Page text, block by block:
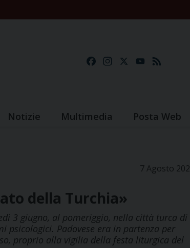
FacebookInstagramYouTube
Notizie Multimedia Posta Web
7 Agosto
della Turchia»
3 giugno, al pomeriggio, nella città turca di
psicologici. Padovese era in partenza per
proprio alla vigilia della festa liturgica del